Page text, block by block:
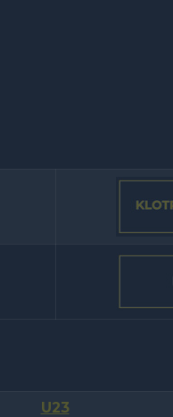
U23